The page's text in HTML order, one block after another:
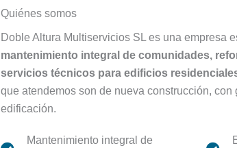
Quiénes somos
Doble Altura Multiservicios SL es una empresa
mantenimiento integral de comunidades,
servicios técnicos para edificios
que atendemos son de nueva construcción, con
edificación.
Mantenimiento integral de